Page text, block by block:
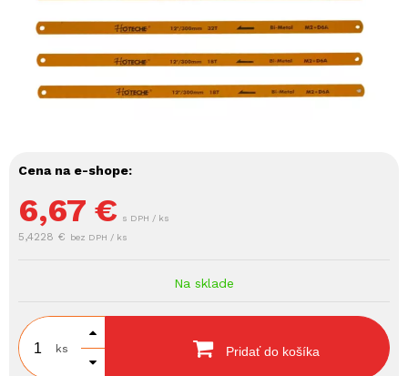
Cena na e-shope:
6,67 € s DPH / ks
5,4228 € bez DPH / ks
Na sklade
ks Pridať do košíka